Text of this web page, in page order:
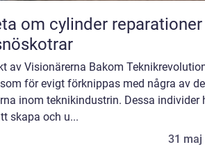
om cylinder
av Visionärerna Bakom
för evigt förknippas med några av de
inom teknikindustrin. Dessa individer
skapa och u...
31 maj